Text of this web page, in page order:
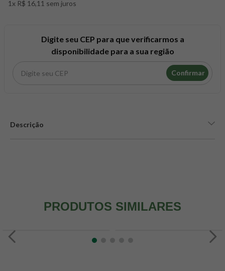
1x R$ 16,11 sem juros
Digite seu CEP para que verificarmos a
disponibilidade para a sua região
Confirmar
Descrição
PRODUTOS SIMILARES
8º snack proteico mundo verde
creatina mundo verde